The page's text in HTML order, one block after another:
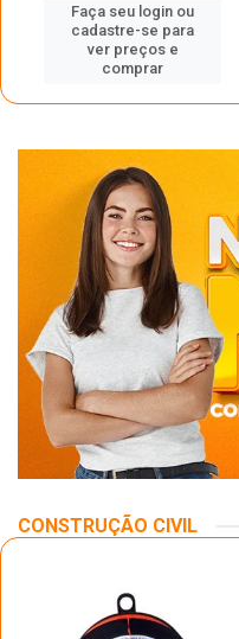
Faça seu login ou
cadastre-se para
ver preços e
comprar
CONSTRUÇÃO CIVIL